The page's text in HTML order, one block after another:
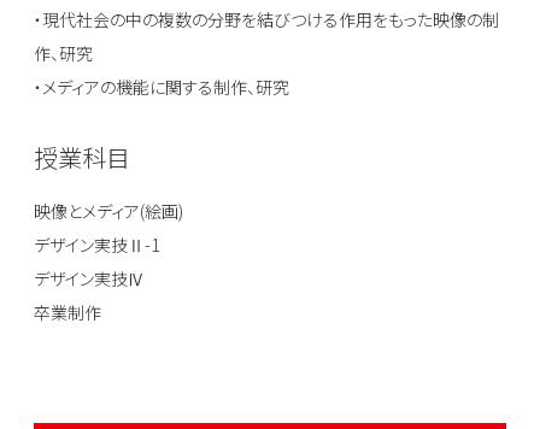
・現代社会の中の複数の分野を結びつける作用をもった映像の制
作、研究
・メディアの機能に関する制作、研究
授業科目
映像とメディア(絵画)
デザイン実技Ⅱ-1
デザイン実技Ⅳ
卒業制作